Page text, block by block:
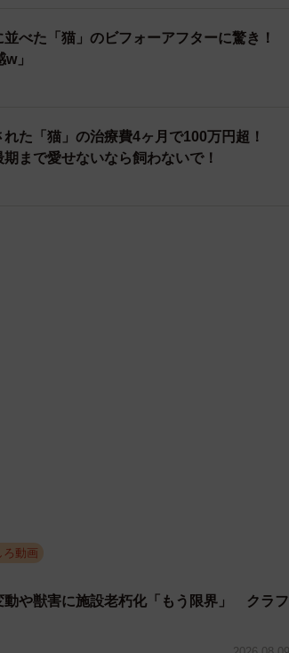
べた「猫」のビフォーアフターに驚き！
」
た「猫」の治療費4ヶ月で100万円超！
まで愛せないなら飼わないで！
ろ動画
や獣害に施設老朽化「もう限界」 クラフ